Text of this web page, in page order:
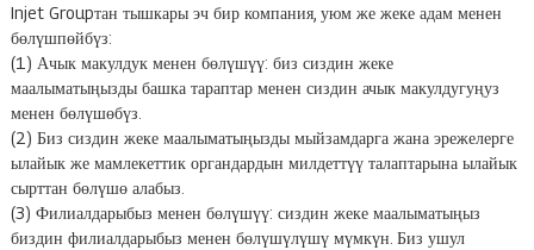
Injet Groupтан тышкары эч бир компания, уюм же жеке адам менен
бөлүшпөйбүз:
(1) Ачык макулдук менен бөлүшүү: биз сиздин жеке
маалыматыңызды башка тараптар менен сиздин ачык макулдугуңуз
менен бөлүшөбүз.
(2) Биз сиздин жеке маалыматыңызды мыйзамдарга жана эрежелерге
ылайык же мамлекеттик органдардын милдеттүү талаптарына ылайык
сырттан бөлүшө алабыз.
(3) Филиалдарыбыз менен бөлүшүү: сиздин жеке маалыматыңыз
биздин филиалдарыбыз менен бөлүшүлүшү мүмкүн. Биз ушул